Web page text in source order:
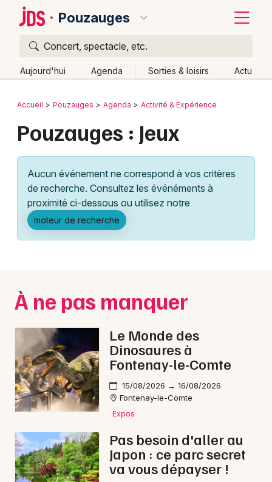
Pouzauges
Concert, spectacle, etc.
Aujourd'hui Agenda Sorties & loisirs Actu
Publier un événement
Grands événements
Activité & Expérience
Manifestations
Spectacles
Concerts
Sports
Soirées
Sorties famille
Expos
Sorties & loisirs
Bordeaux
Lille
Lyon
Marseille
Nantes
Nice
Paris
Strasbourg
Toulouse
Retour
Accueil Pouzauges Agenda Activité & Expérience
Pouzauges : Jeux
Aucun événement ne correspond à vos critères
de recherche. Consultez les événéments à
proximité ci-dessous ou utilisez notre
moteur de recherche
À ne pas manquer
Le Monde des
Dinosaures à
Fontenay-le-Comte
15/08/2026 → 16/08/2026
Fontenay-le-Comte
Expos
Pas besoin d'aller au
Japon : ce parc secret
va vous dépayser !
Quoi ?
Où ?
Pays de la Loire
Partout Près de moi
Quand ?
Ce week-end